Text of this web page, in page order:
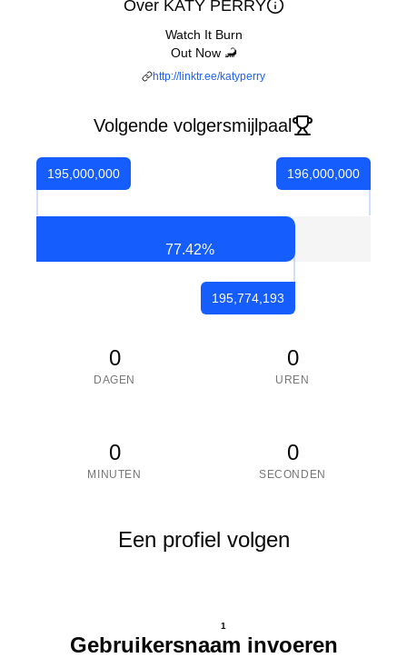
Over KATY PERRY
Watch It Burn
Out Now 🦂
http://linktr.ee/katyperry
Volgende volgersmijlpaal
195,000,000
77.42%
195,774,193
196,000,000
0
DAGEN
0
UREN
0
MINUTEN
0
SECONDEN
Een profiel volgen
1
Gebruikersnaam invoeren